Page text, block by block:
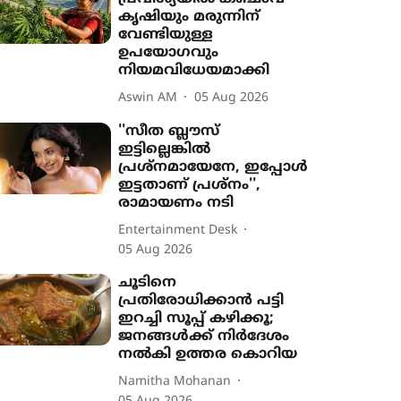
കൃഷി‍യും മരുന്നിന്
വേണ്ടിയുള്ള
ഉപയോഗവും
നിയമവിധേയമാക്കി
Aswin AM 05 Aug 2026
''സീത ബ്ലൗസ്
ഇട്ടില്ലെങ്കിൽ
പ്രശ്നമായേനേ, ഇപ്പോൾ
ഇട്ടതാണ് പ്രശ്നം'',
രാമായണം നടി
Entertainment Desk
05 Aug 2026
ചൂടിനെ
പ്രതിരോധിക്കാൻ പട്ടി
ഇറച്ചി സൂപ്പ് കഴിക്കൂ;
ജനങ്ങൾക്ക് നിർദേശം
നൽകി ഉത്തര കൊറിയ
Namitha Mohanan